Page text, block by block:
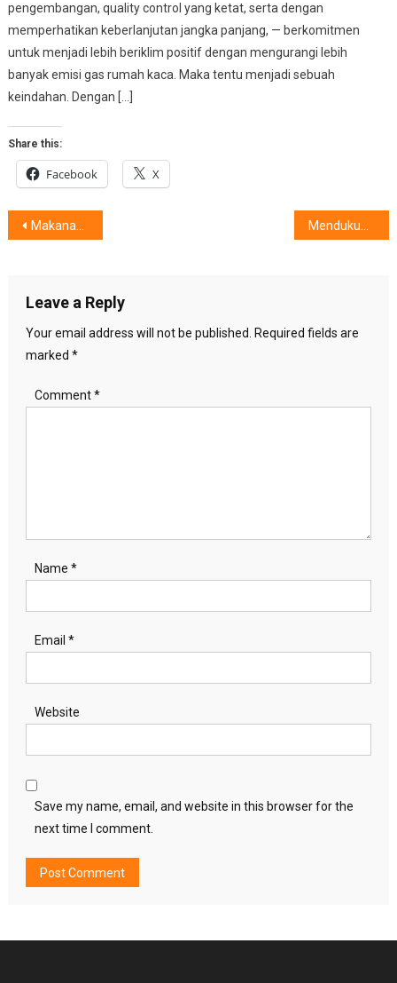
pengembangan, quality control yang ketat, serta dengan
memperhatikan keberlanjutan jangka panjang, — berkomitmen
untuk menjadi lebih beriklim positif dengan mengurangi lebih
banyak emisi gas rumah kaca. Maka tentu menjadi sebuah
keindahan. Dengan […]
Share this:
Facebook X
Post
Makanan Anak Harus Variatif dan Bergizi, Tips Persiapkan Bekal Sehat dari Dokter Anak dan IKEA Mendukung Industri Kuliner, Unilever Food Solutions Luncurkan “Future Menu 2025 SEA”
Leave a Reply
Your email address will not be published. Required fields are
marked *
Comment*
Name *
Email *
Website
Save my name, email, and website in this browser for the
next time I comment.